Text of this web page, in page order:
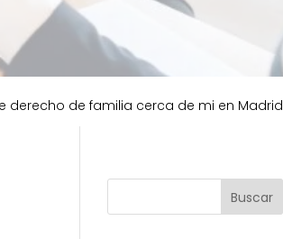
derecho de familia cerca de mi en Madrid
Buscar